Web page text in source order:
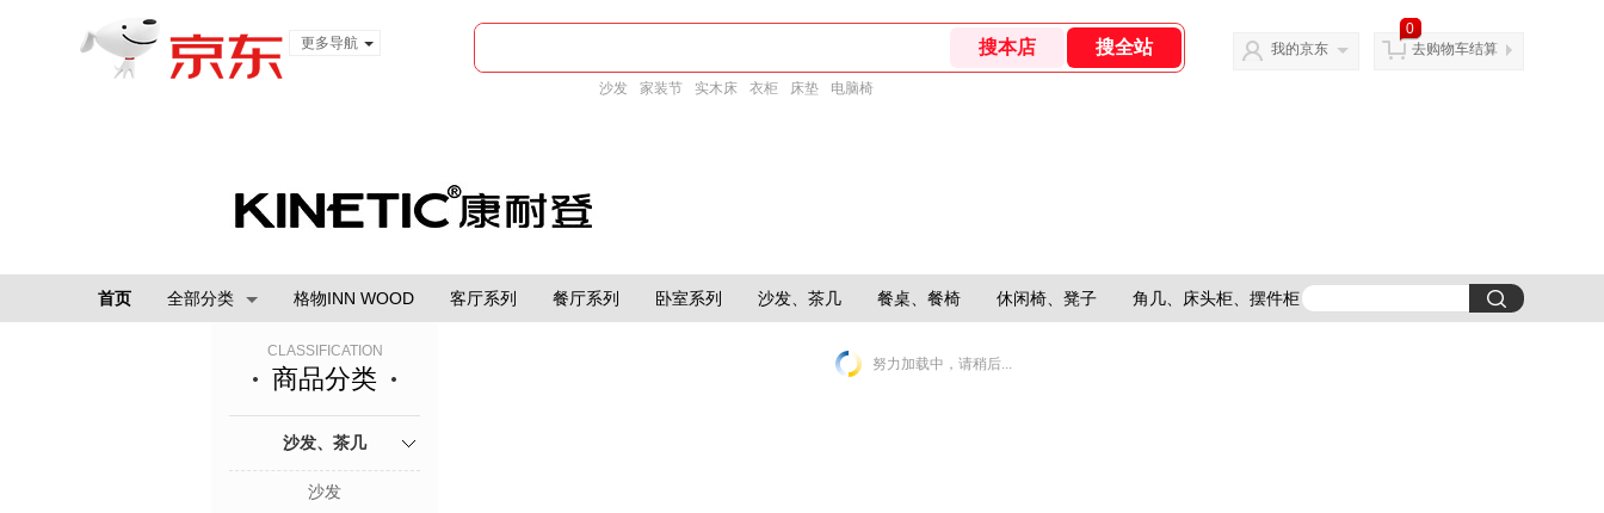
更多导航
沙发 家装节 实木床 衣柜 床垫 电脑椅
我的京东
0
去购物车结算
首页 全部分类 格物INN WOOD 客厅系列 餐厅系列 卧室系列 沙发、茶几 餐桌、餐椅 休闲椅、凳子 角几、床头柜、摆件柜
CLASSIFICATION
商品分类
沙发、茶几
沙发
努力加载中，请稍后...